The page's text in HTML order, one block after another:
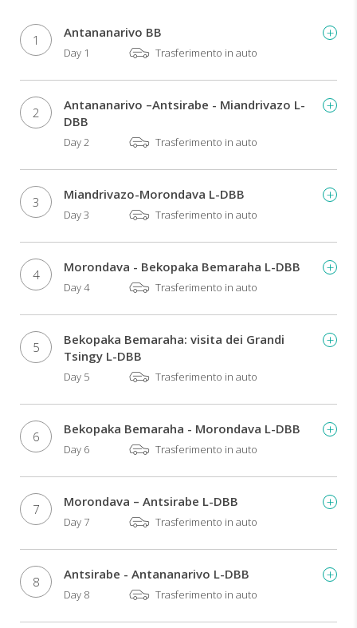
1 Antananarivo BB
Day 1 Trasferimento in auto
2
Antananarivo –Antsirabe - Miandrivazo L-
DBB
Day 2 Trasferimento in auto
3 Miandrivazo-Morondava L-DBB
Day 3 Trasferimento in auto
4 Morondava - Bekopaka Bemaraha L-DBB
Day 4 Trasferimento in auto
5
Bekopaka Bemaraha: visita dei Grandi
Tsingy L-DBB
Day 5 Trasferimento in auto
6 Bekopaka Bemaraha - Morondava L-DBB
Day 6 Trasferimento in auto
7 Morondava – Antsirabe L-DBB
Day 7 Trasferimento in auto
8 Antsirabe - Antananarivo L-DBB
Day 8 Trasferimento in auto